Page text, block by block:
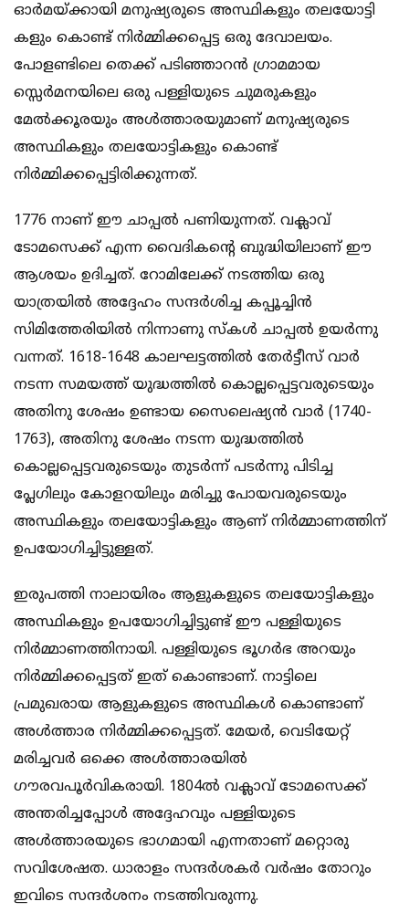
ഓര്‍മയ്ക്കായി മനുഷ്യരുടെ അസ്ഥികളും തലയോട്ടി
കളും കൊണ്ട് നിര്‍മ്മിക്കപ്പെട്ട ഒരു ദേവാലയം.
പോളണ്ടിലെ തെക്ക് പടിഞ്ഞാറന്‍ ഗ്രാമമായ
സ്സെര്‍മനയിലെ ഒരു പള്ളിയുടെ ചുമരുകളും
മേല്‍ക്കൂരയും അള്‍ത്താരയുമാണ് മനുഷ്യരുടെ
അസ്ഥികളും തലയോട്ടികളും കൊണ്ട്
നിര്‍മ്മിക്കപ്പെട്ടിരിക്കുന്നത്.
1776 നാണ് ഈ ചാപ്പല്‍ പണിയുന്നത്. വക്ലാവ്
ടോമസെക്ക് എന്ന വൈദികന്റെ ബുദ്ധിയിലാണ് ഈ
ആശയം ഉദിച്ചത്. റോമിലേക്ക് നടത്തിയ ഒരു
യാത്രയില്‍ അദ്ദേഹം സന്ദര്‍ശിച്ച കപ്പൂച്ചിന്‍
സിമിത്തേരിയില്‍ നിന്നാണു സ്‌കള്‍ ചാപ്പല്‍ ഉയര്‍ന്നു
വന്നത്. 1618-1648 കാലഘട്ടത്തില്‍ തേര്‍ട്ടീസ് വാര്‍
നടന്ന സമയത്ത് യുദ്ധത്തില്‍ കൊല്ലപ്പെട്ടവരുടെയും
അതിനു ശേഷം ഉണ്ടായ സൈലെഷ്യന്‍ വാര്‍ (1740-
1763), അതിനു ശേഷം നടന്ന യുദ്ധത്തില്‍
കൊല്ലപ്പെട്ടവരുടെയും തുടര്‍ന്ന് പടര്‍ന്നു പിടിച്ച
പ്ലേഗിലും കോളറയിലും മരിച്ചു പോയവരുടെയും
അസ്ഥികളും തലയോട്ടികളും ആണ് നിര്‍മ്മാണത്തിന്
ഉപയോഗിച്ചിട്ടുള്ളത്.
ഇരുപത്തി നാലായിരം ആളുകളുടെ തലയോട്ടികളും
അസ്ഥികളും ഉപയോഗിച്ചിട്ടുണ്ട് ഈ പള്ളിയുടെ
നിര്‍മ്മാണത്തിനായി. പള്ളിയുടെ ഭൂഗര്‍ഭ അറയും
നിര്‍മ്മിക്കപ്പെട്ടത് ഇത് കൊണ്ടാണ്. നാട്ടിലെ
പ്രമുഖരായ ആളുകളുടെ അസ്ഥികള്‍ കൊണ്ടാണ്
അള്‍ത്താര നിര്‍മ്മിക്കപ്പെട്ടത്. മേയര്‍, വെടിയേറ്റ്
മരിച്ചവര്‍ ഒക്കെ അള്‍ത്താരയില്‍
ഗൗരവപൂര്‍വികരായി. 1804ല്‍ വക്ലാവ് ടോമസെക്ക്
അന്തരിച്ചപ്പോള്‍ അദ്ദേഹവും പള്ളിയുടെ
അള്‍ത്താരയുടെ ഭാഗമായി എന്നതാണ് മറ്റൊരു
സവിശേഷത. ധാരാളം സന്ദര്‍ശകര്‍ വര്‍ഷം തോറും
ഇവിടെ സന്ദര്‍ശനം നടത്തിവരുന്നു.